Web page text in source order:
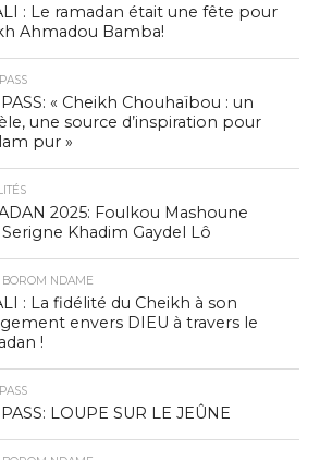
: Le ramadan était une fête pour
Ahmadou Bamba!
« Cheikh Chouhaïbou : un
une source d’inspiration pour
pur »
2025: Foulkou Mashoune
Khadim Gaydel Lô
BOROM NDAME
: La fidélité du Cheikh à son
envers DIEU à travers le
!
LOUPE SUR LE JEÛNE